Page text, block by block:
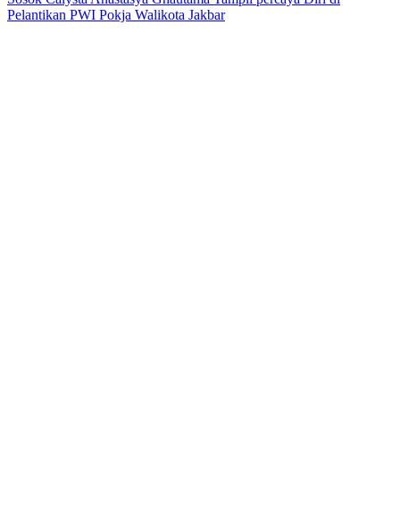
Pelantikan PWI Pokja Walikota Jakbar